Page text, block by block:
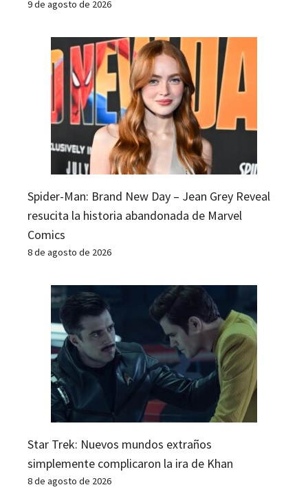
9 de agosto de 2026
Spider-Man: Brand New Day – Jean Grey Reveal
resucita la historia abandonada de Marvel
Comics
8 de agosto de 2026
Star Trek: Nuevos mundos extraños
simplemente complicaron la ira de Khan
8 de agosto de 2026